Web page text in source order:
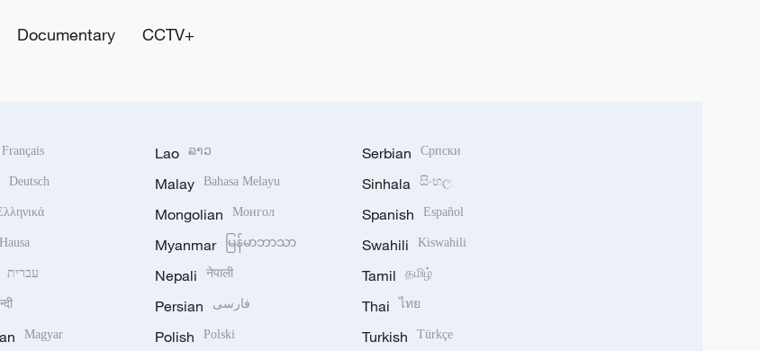
Documentary CCTV+
Français
Deutsch
Hausa
עברית
Magyar
Lao ລາວ
Malay Bahasa Melayu
Mongolian Монгол
Myanmar မြန်မာဘာသာ
Nepali नेपाली
Persian فارسی
Polish Polski
Serbian Српски
Sinhala සිංහල
Spanish Español
Swahili Kiswahili
Tamil தமிழ்
Thai ไทย
Turkish Türkçe